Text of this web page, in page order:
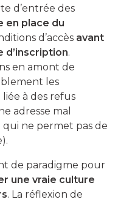
d’entrée des
en place du
d’accès avant
d’inscription.
en amont de
les
à des refus
adresse mal
ne permet pas de
de paradigme pour
une vraie culture
. La réflexion de